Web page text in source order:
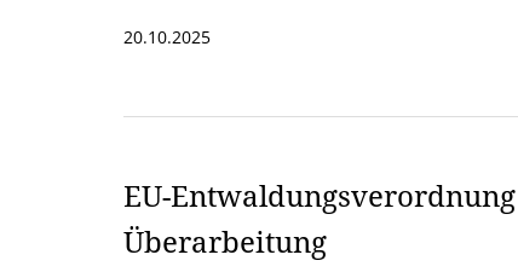
20.10.2025
EU-
Überarbeitung